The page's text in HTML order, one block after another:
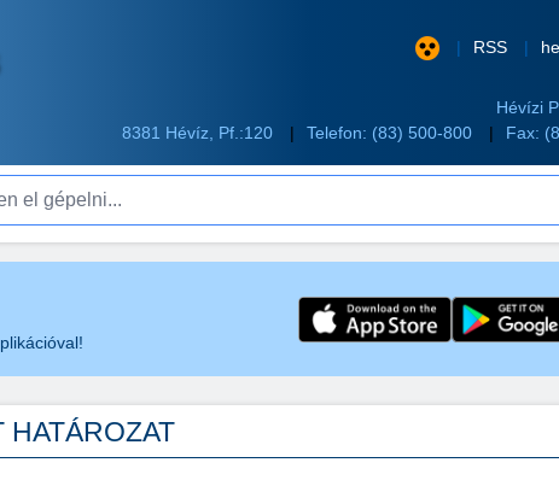
RSS
Hévízi
8381 Hévíz, Pf.:120
Telefon: (83) 500-800 Fax:
HATÁROZAT